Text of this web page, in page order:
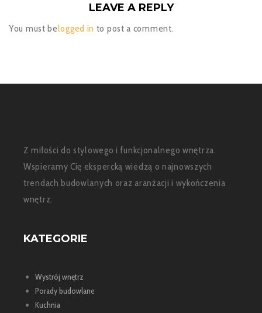
LEAVE A REPLY
You must belogged in to post a comment.
Z miłości do stylowego i funkcjonalnego wnętrza.
Wspieramy Cię ekspercką wiedzą o najnowszych
trendach budowlanych oraz aranżacji i wykończenia
wnętrz.
KATEGORIE
Wystrój wnętrz
Porady budowlane
Kuchnia